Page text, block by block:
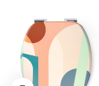
Bieten Sie
Ja, Zahlungen per